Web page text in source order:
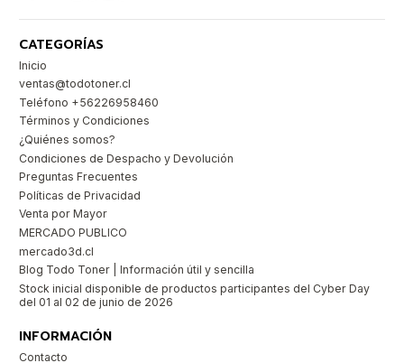
CATEGORÍAS
Inicio
ventas@todotoner.cl
Teléfono +56226958460
Términos y Condiciones
¿Quiénes somos?
Condiciones de Despacho y Devolución
Preguntas Frecuentes
Políticas de Privacidad
Venta por Mayor
MERCADO PUBLICO
mercado3d.cl
Blog Todo Toner | Información útil y sencilla
Stock inicial disponible de productos participantes del Cyber Day
del 01 al 02 de junio de 2026
INFORMACIÓN
Contacto